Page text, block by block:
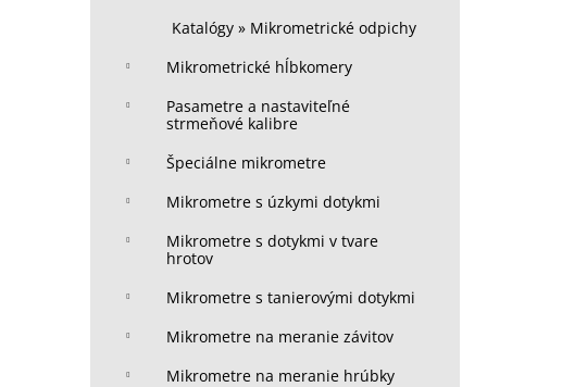
Katalógy » Mikrometrické odpichy
Mikrometrické hĺbkomery
Pasametre a nastaviteľné
strmeňové kalibre
Špeciálne mikrometre
Mikrometre s úzkymi dotykmi
Mikrometre s dotykmi v tvare
hrotov
Mikrometre s tanierovými dotykmi
Mikrometre na meranie závitov
Mikrometre na meranie hrúbky